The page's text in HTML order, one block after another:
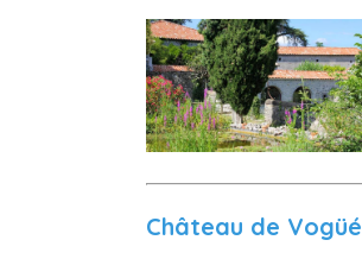
Château de Vogüé